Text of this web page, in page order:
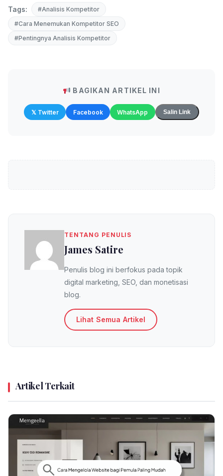
Tags:
#Analisis Kompetitor
#Cara Menemukan Kompetitor SEO
#Pentingnya Analisis Kompetitor
BAGIKAN ARTIKEL INI
𝕏 Twitter Facebook WhatsApp Salin Link
TENTANG PENULIS
James Satire
Penulis blog ini berfokus pada topik
digital marketing, SEO, dan monetisasi
blog.
Lihat Semua Artikel
Artikel Terkait